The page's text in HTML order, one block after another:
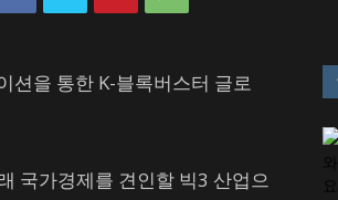
션을 통한 K-블록버스터 글로
국가경제를 견인할 빅3 산업으